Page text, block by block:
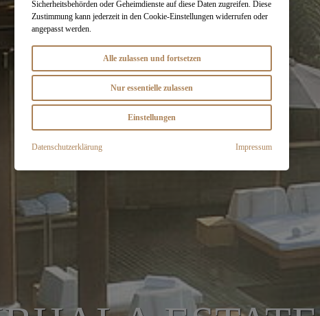
Sicherheitsbehörden oder Geheimdienste auf diese Daten zugreifen. Diese
Zustimmung kann jederzeit in den Cookie-Einstellungen widerrufen oder
angepasst werden.
Alle zulassen und fortsetzen
Nur essentielle zulassen
Einstellungen
Datenschutzerklärung Impressum